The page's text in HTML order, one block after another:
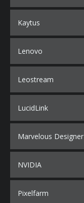
Kaytus
Lenovo
Leostream
LucidLink
Marvelous Designer
NVIDIA
Pixelfarm